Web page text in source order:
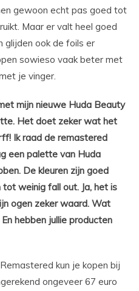
gewoon echt pas goed tot
Maar er valt heel goed
glijden ook de foils er
sowieso vaak beter met
je vinger.
mijn nieuwe Huda Beauty
Het doet zeker wat het
Ik raad de remastered
een palette van Huda
De kleuren zijn goed
weinig fall out. Ja, het is
ogen zeker waard. Wat
hebben jullie producten
kun je kopen bij
ongeveer 67 euro